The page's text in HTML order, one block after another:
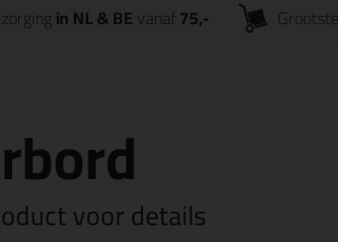
in NL & BEvanaf 75,-
voor details